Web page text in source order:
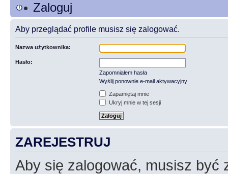
Zaloguj
Aby przeglądać profile musisz się zalogować.
Nazwa użytkownika:
Hasło:
Zapomniałem hasła
Wyślij ponownie e-mail aktywacyjny
Zapamiętaj mnie
Ukryj mnie w tej sesji
ZAREJESTRUJ
Aby się zalogować, musisz być